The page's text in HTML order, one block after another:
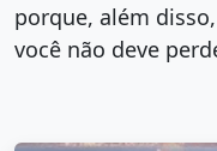
porque, além
você não deve